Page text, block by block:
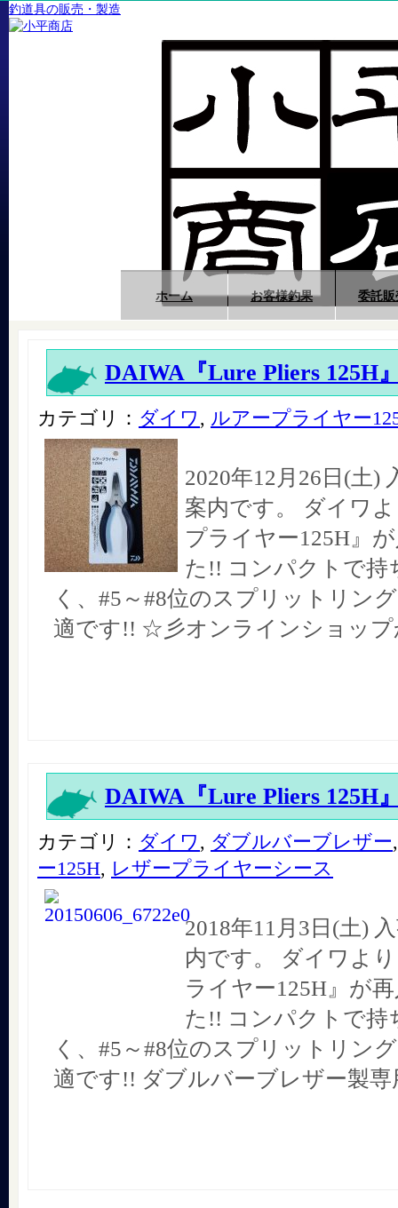
釣道具の販売・製造
ホーム お客様釣果 委託販
DAIWA『Lure Pliers 125H
カテゴリ： ダイワ , ルアープライヤー
2020年12月26日(土)
案内です。 ダイワ
プライヤー125H』
た!! コンパクトで持
く、#5～#8位のスプリットリン
適です!! ☆彡オンラインショップ
DAIWA『Lure Pliers 125H
カテゴリ： ダイワ , ダブルバーブレザー
ー125H, レザープライヤーシース
2018年11月3日(土)
内です。 ダイワよ
ライヤー125H』が
た!! コンパクトで持
く、#5～#8位のスプリットリン
適です!! ダブルバーブレザー製専